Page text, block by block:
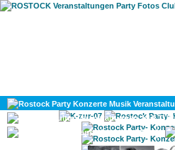
KULTUR
GAY